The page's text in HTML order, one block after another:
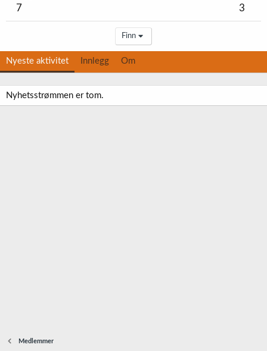
7 3
Finn
Nyeste aktivitet Innlegg Om
Nyhetsstrømmen er tom.
Medlemmer